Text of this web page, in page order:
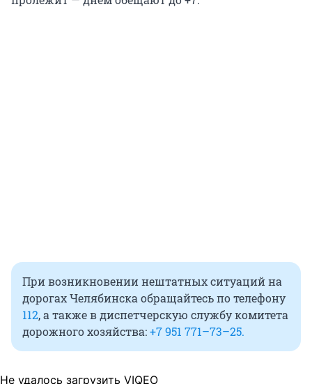
При возникновении нештатных ситуаций на
дорогах Челябинска обращайтесь по телефону
112, а также в диспетчерскую службу комитета
дорожного хозяйства:+7 951 771–73–25.
Не удалось загрузить VIQEO